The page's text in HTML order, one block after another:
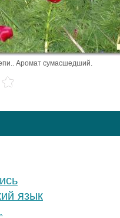
Аромат сумасшедший.
язык